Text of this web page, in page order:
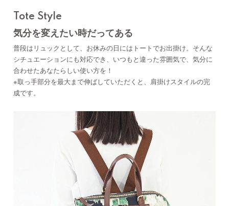
Tote Style
気分を変えたい時だってある
普段はリュックとして、お休みの日にはトートでお出掛け。そんな
シチュエーションにも対応でき、いつもと違った雰囲気で、気分に
合わせたあなたらしい使い方を！
※取っ手部分を最大まで伸ばしていただくと、肩掛けスタイルの完
成です。